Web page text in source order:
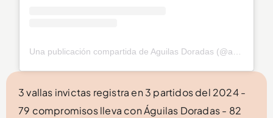
3 vallas invictas registra en 3 partidos del 2024 -
79 compromisos lleva con Águilas Doradas - 82